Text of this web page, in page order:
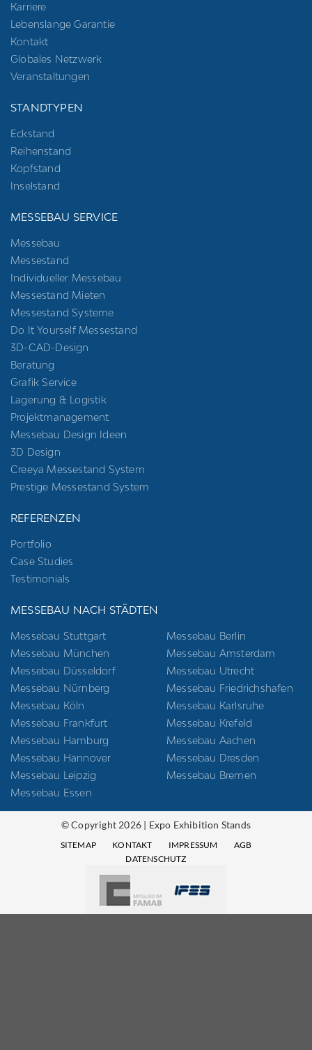
Karriere
Lebenslange Garantie
Kontakt
Globales Netzwerk
Veranstaltungen
STANDTYPEN
Eckstand
Reihenstand
Kopfstand
Inselstand
MESSEBAU SERVICE
Messebau
Messestand
Individueller Messebau
Messestand Mieten
Messestand Systeme
Do It Yourself Messestand
3D-CAD-Design
Beratung
Grafik Service
Lagerung & Logistik
Projektmanagement
Messebau Design Ideen
3D Design
Creeya Messestand System
Prestige Messestand System
REFERENZEN
Portfolio
Case Studies
Testimonials
MESSEBAU NACH STÄDTEN
Messebau Stuttgart
Messebau München
Messebau Düsseldorf
Messebau Nürnberg
Messebau Köln
Messebau Frankfurt
Messebau Hamburg
Messebau Hannover
Messebau Leipzig
Messebau Essen
Messebau Berlin
Messebau Amsterdam
Messebau Utrecht
Messebau Friedrichshafen
Messebau Karlsruhe
Messebau Krefeld
Messebau Aachen
Messebau Dresden
Messebau Bremen
© Copyright 2026 | Expo Exhibition Stands
SITEMAP KONTAKT IMPRESSUM
AGB
DATENSCHUTZ